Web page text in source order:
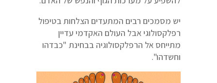
יש מסמכים רבים המתעדים הצלחות בטיפול
רפלקסולוגי אבל העולם האקדמי עדיין
מתייחס אל הרפלקסולוגיה בבחינת "כבדהו
וחשדהו".